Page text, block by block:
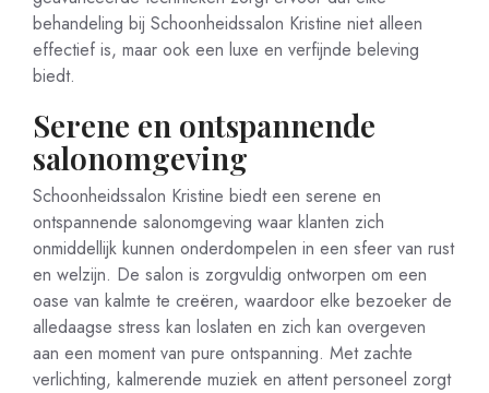
behandeling bij Schoonheidssalon Kristine niet alleen
effectief is, maar ook een luxe en verfijnde beleving
biedt.
Serene en ontspannende
salonomgeving
Schoonheidssalon Kristine biedt een serene en
ontspannende salonomgeving waar klanten zich
onmiddellijk kunnen onderdompelen in een sfeer van rust
en welzijn. De salon is zorgvuldig ontworpen om een
oase van kalmte te creëren, waardoor elke bezoeker de
alledaagse stress kan loslaten en zich kan overgeven
aan een moment van pure ontspanning. Met zachte
verlichting, kalmerende muziek en attent personeel zorgt